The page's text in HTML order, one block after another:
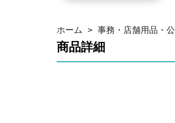
ホーム > 事務・店舗用品・
商品詳細